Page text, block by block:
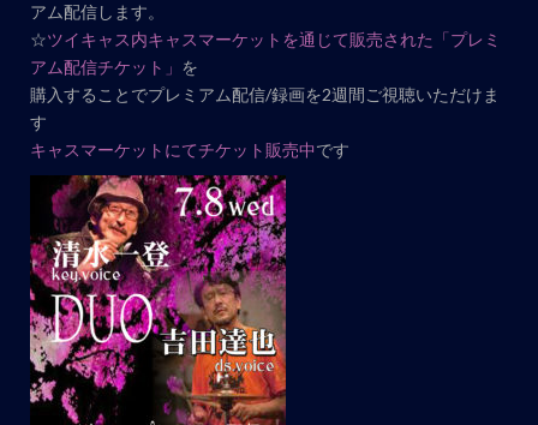
アム配信します。
☆ツイキャス内キャスマーケットを通じて販売された「プレミ
アム配信チケット」 を
購入することでプレミアム配信/録画を2週間ご視聴いただけま
す
キャスマーケットにてチケット販売中です